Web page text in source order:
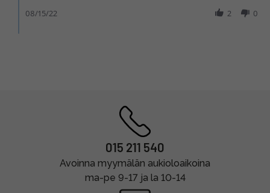
2 0
08/15/22
015 211 540
Avoinna myymälän aukioloaikoina
ma-pe 9-17 ja la 10-14